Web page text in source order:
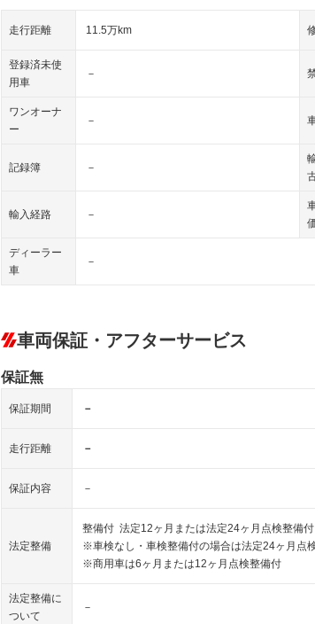
走行距離 11.5万km
登録済未使
用車
－
ワンオーナ
ー
－
記録簿 －
輸入経路 －
ディーラー
車
－
車両保証・アフターサービス
保証無
保証期間 －
走行距離 －
保証内容 －
法定整備
整備付 法定12ヶ月または法定24ヶ月点検整備付
※車検なし・車検整備付の場合は法定24ヶ月点
※商用車は6ヶ月または12ヶ月点検整備付
法定整備に
ついて
－